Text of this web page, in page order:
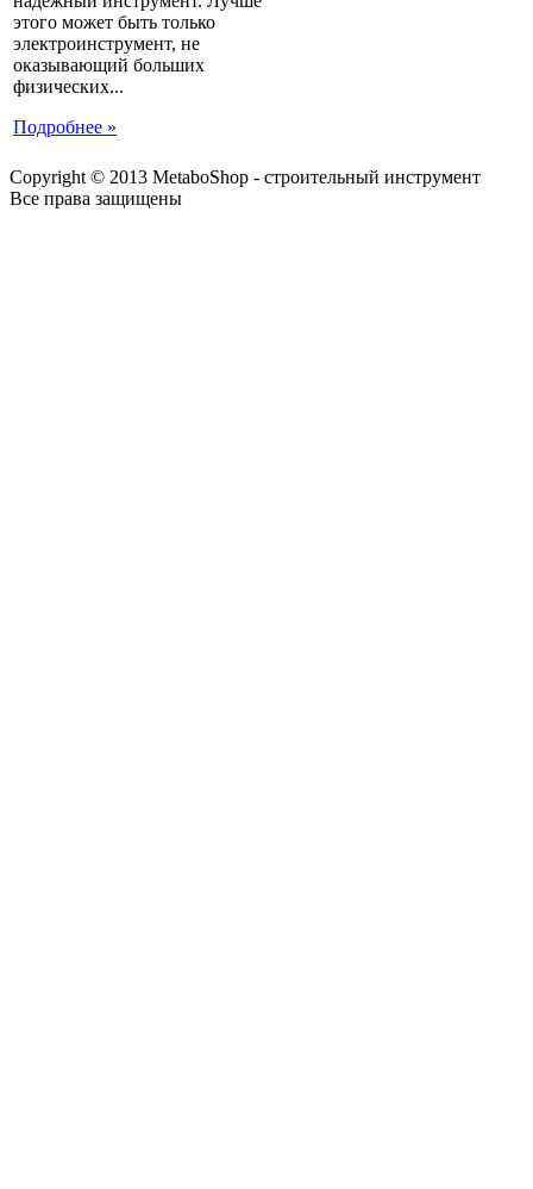
этого может быть только
электроинструмент, не
оказывающий больших
физических...
Подробнее »
Copyright © 2013 MetaboShop - строительный инструмент
Все права защищены